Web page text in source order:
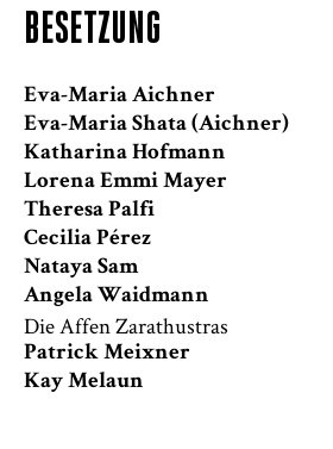
BESETZUNG
Eva-Maria Aichner
Eva-Maria Shata (Aichner)
Katharina Hofmann
Lorena Emmi Mayer
Theresa Palfi
Cecilia Pérez
Nataya Sam
Angela Waidmann
Die Affen Zarathustras
Patrick Meixner
Kay Melaun